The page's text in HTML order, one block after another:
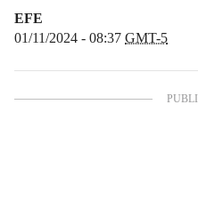
EFE
01/11/2024 - 08:37 GMT-5